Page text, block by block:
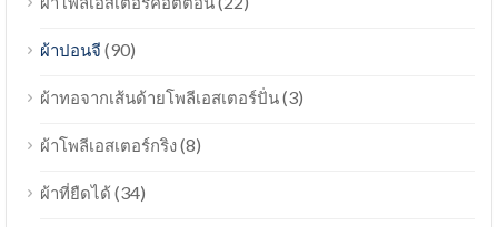
ผ้าปอนจี (90)
ผ้าทอจากเส้นด้ายโพลีเอสเตอร์ปั่น(3)
ผ้าโพลีเอสเตอร์กริง(8)
ผ้าที่ยืดได้(34)